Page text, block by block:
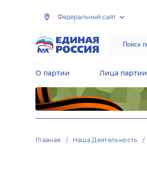
Федеральный сайт
О партии Лица партии
Главная Наша Деятельность